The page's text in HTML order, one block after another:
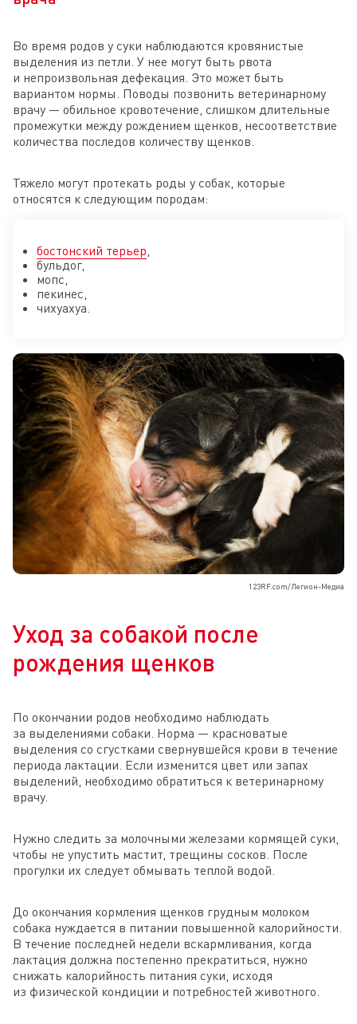
Во время родов у суки наблюдаются кровянистые
выделения из петли. У нее могут быть рвота
и непроизвольная дефекация. Это может быть
вариантом нормы. Поводы позвонить ветеринарному
врачу — обильное кровотечение, слишком длительные
промежутки между рождением щенков, несоответствие
количества последов количеству щенков.
Тяжело могут протекать роды у собак, которые
относятся к следующим породам:
бостонский терьер,
бульдог,
мопс,
пекинес,
чихуахуа.
123RF.com/Легион-Медиа
Уход за собакой после
рождения щенков
По окончании родов необходимо наблюдать
за выделениями собаки. Норма — красноватые
выделения со сгустками свернувшейся крови в течение
периода лактации. Если изменится цвет или запах
выделений, необходимо обратиться к ветеринарному
врачу.
Нужно следить за молочными железами кормящей суки,
чтобы не упустить мастит, трещины сосков. После
прогулки их следует обмывать теплой водой.
До окончания кормления щенков грудным молоком
собака нуждается в питании повышенной калорийности.
В течение последней недели вскармливания, когда
лактация должна постепенно прекратиться, нужно
снижать калорийность питания суки, исходя
из физической кондиции и потребностей животного.